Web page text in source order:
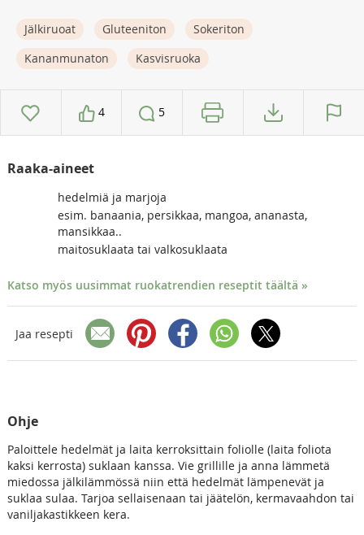
Jälkiruoat Gluteeniton
Sokeriton
Kananmunaton
Kasvisruoka
4 5
Raaka-aineet
hedelmiä ja marjoja
esim. banaania, persikkaa, mangoa, ananasta,
mansikkaa..
maitosuklaata tai valkosuklaata
Katso myös uusimmat ruokatrendien reseptit täältä »
Jaa resepti
Ohje
Paloittele hedelmät ja laita kerroksittain foliolle (laita foliota
kaksi kerrosta) suklaan kanssa. Vie grillille ja anna lämmetä
miedossa jälkilämmössä niin että hedelmät lämpenevät ja
suklaa sulaa. Tarjoa sellaisenaan tai jäätelön, kermavaahdon tai
vaniljakastikkeen kera.